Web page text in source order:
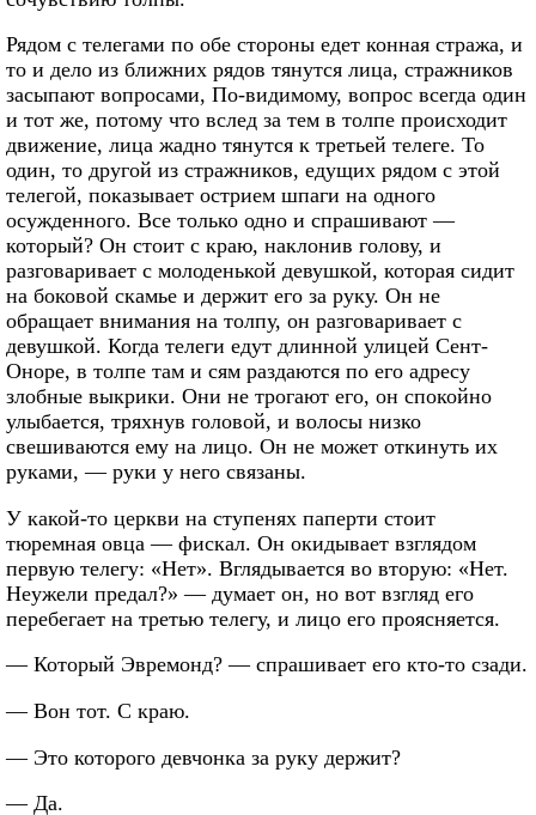
Рядом с телегами по обе стороны едет конная стража, и
то и дело из ближних рядов тянутся лица, стражников
засыпают вопросами, По-видимому, вопрос всегда один
и тот же, потому что вслед за тем в толпе происходит
движение, лица жадно тянутся к третьей телеге. То
один, то другой из стражников, едущих рядом с этой
телегой, показывает острием шпаги на одного
осужденного. Все только одно и спрашивают —
который? Он стоит с краю, наклонив голову, и
разговаривает с молоденькой девушкой, которая сидит
на боковой скамье и держит его за руку. Он не
обращает внимания на толпу, он разговаривает с
девушкой. Когда телеги едут длинной улицей Сент-
Оноре, в толпе там и сям раздаются по его адресу
злобные выкрики. Они не трогают его, он спокойно
улыбается, тряхнув головой, и волосы низко
свешиваются ему на лицо. Он не может откинуть их
руками, — руки у него связаны.
У какой-то церкви на ступенях паперти стоит
тюремная овца — фискал. Он окидывает взглядом
первую телегу: «Нет». Вглядывается во вторую: «Нет.
Неужели предал?» — думает он, но вот взгляд его
перебегает на третью телегу, и лицо его проясняется.
— Который Эвремонд? — спрашивает его кто-то сзади.
— Вон тот. С краю.
— Это которого девчонка за руку держит?
— Да.